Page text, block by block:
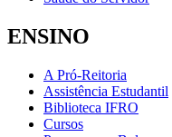
ENSINO
A Pró-Reitoria
Assistência Estudantil
Biblioteca IFRO
Cursos